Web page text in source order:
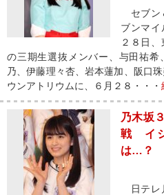
セブン
ブンマイ
２８日
の三期生選抜メンバー、与田祐
乃、伊藤理々杏、岩本蓮加、阪口
ウンアトリウムに、６月２８・・・
乃木坂
戦 イ
は…？
日テレ